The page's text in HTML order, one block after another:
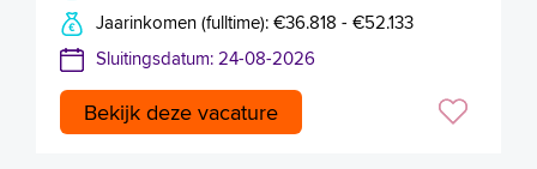
Jaarinkomen (fulltime): €36.818 - €52.133
Sluitingsdatum: 24-08-2026
Bekijk deze vacature